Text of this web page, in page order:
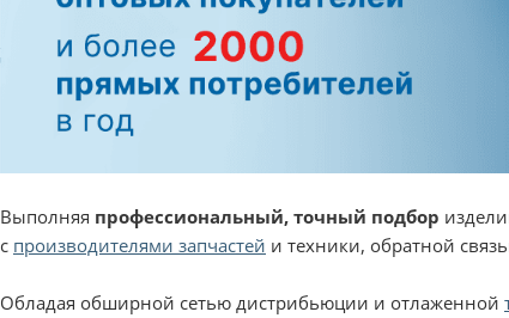
Выполняя профессиональный, точный подбор
с производителями запчастей и техники, обратной
Обладая обширной сетью дистрибьюции и отлаженной